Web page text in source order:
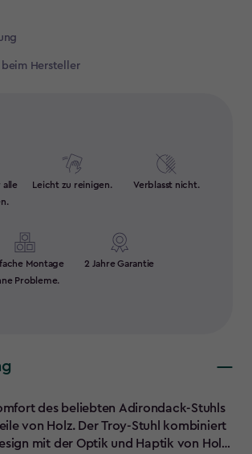
Hersteller
alle
Leicht zu reinigen. Verblasst nicht.
Montage
Probleme.
2 Jahre Garantie
des beliebten Adirondack-Stuhls
von Holz. Der Troy-Stuhl kombiniert
mit der Optik und Haptik von Holz,